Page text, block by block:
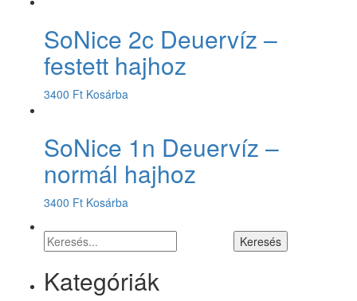
SoNice 2c Deuervíz –
festett hajhoz
3400 Ft Kosárba
SoNice 1n Deuervíz –
normál hajhoz
3400 Ft Kosárba
Kategóriák